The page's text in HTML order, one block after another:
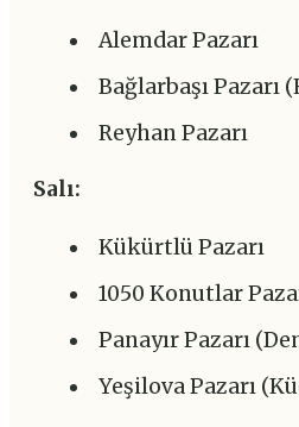
Alemdar Pazarı
Bağlarbaşı Pazarı
Reyhan Pazarı
Salı:
Kükürtlü Pazarı
1050 Konutlar
Panayır Pazarı
Yeşilova Pazarı